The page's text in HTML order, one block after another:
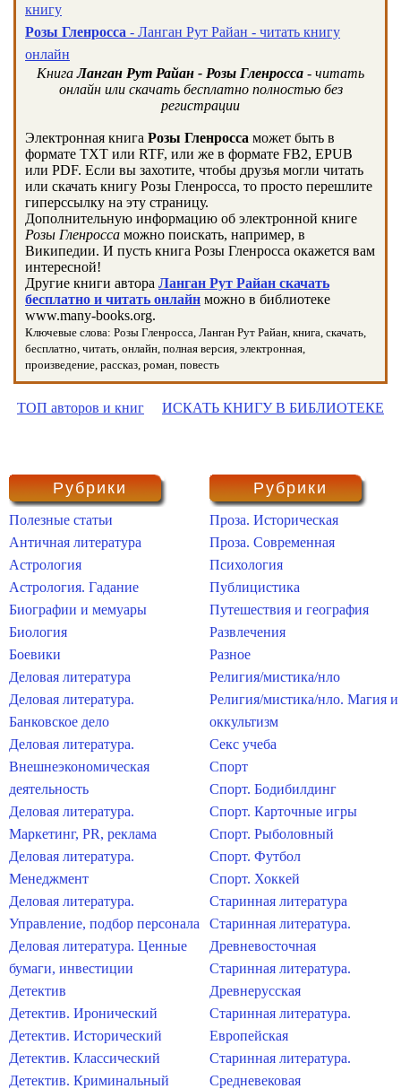
книгу
Розы Гленросса - Ланган Рут Райан - читать книгу
онлайн
КнигаЛанган Рут Райан - Розы Гленросса - читать
онлайн или скачать бесплатно полностью без
регистрации
Электронная книга Розы Гленросса может быть в
формате TXT или RTF, или же в формате FB2, EPUB
или PDF. Если вы захотите, чтобы друзья могли читать
или скачать книгу Розы Гленросса, то просто перешлите
гиперссылку на эту страницу.
Дополнительную информацию об электронной книге
Розы Гленросса можно поискать, например, в
Википедии. И пусть книга Розы Гленросса окажется вам
интересной!
Другие книги автора Ланган Рут Райан скачать
бесплатно и читать онлайн можно в библиотеке
www.many-books.org.
Ключевые слова: Розы Гленросса, Ланган Рут Райан, книга, скачать,
бесплатно, читать, онлайн, полная версия, электронная,
произведение, рассказ, роман, повесть
ТОП авторов и книг ИСКАТЬ КНИГУ В БИБЛИОТЕКЕ
Рубрики
Полезные статьи
Античная литература
Астрология
Астрология. Гадание
Биографии и мемуары
Биология
Боевики
Деловая литература
Деловая литература.
Банковское дело
Деловая литература.
Внешнеэкономическая
деятельность
Деловая литература.
Маркетинг, PR, реклама
Деловая литература.
Менеджмент
Деловая литература.
Управление, подбор персонала
Деловая литература. Ценные
бумаги, инвестиции
Детектив
Детектив. Иронический
Детектив. Исторический
Детектив. Классический
Детектив. Криминальный
Рубрики
Проза. Историческая
Проза. Современная
Психология
Публицистика
Путешествия и география
Развлечения
Разное
Религия/мистика/нло
Религия/мистика/нло. Магия и
оккультизм
Секс учеба
Спорт
Спорт. Бодибилдинг
Спорт. Карточные игры
Спорт. Рыболовный
Спорт. Футбол
Спорт. Хоккей
Старинная литература
Старинная литература.
Древневосточная
Старинная литература.
Древнерусская
Старинная литература.
Европейская
Старинная литература.
Средневековая